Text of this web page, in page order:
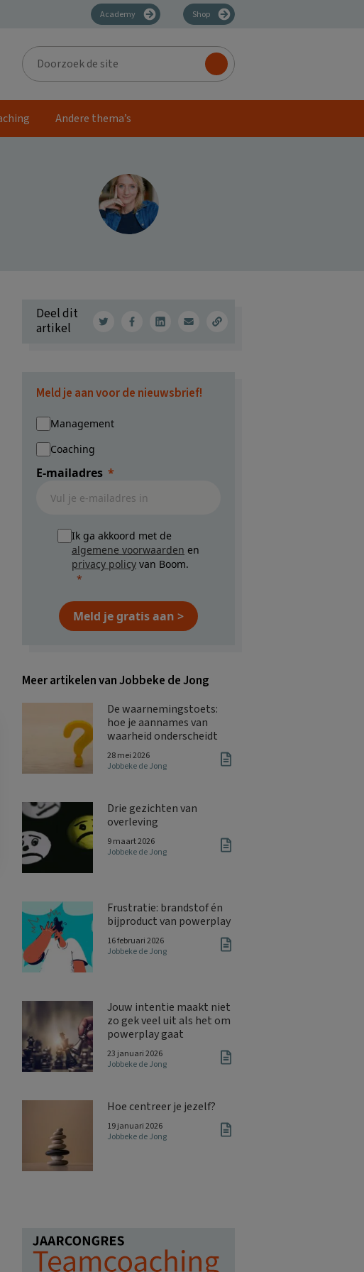
Academy Shop
Doorzoek
de
site
Andere thema’s
Deel dit
artikel
Meld je aan voor de nieuwsbrief!
Management
Coaching
E-mailadres
Ik ga akkoord met de
algemene voorwaarden en
privacy policy van Boom.
Meld je gratis aan >
Meer artikelen van Jobbeke de Jong
De waarnemingstoets:
hoe je aannames van
waarheid onderscheidt
28 mei 2026
Jobbeke de Jong
Drie gezichten van
overleving
9 maart 2026
Jobbeke de Jong
Frustratie: brandstof én
bijproduct van powerplay
16 februari 2026
Jobbeke de Jong
Jouw intentie maakt niet
zo gek veel uit als het om
powerplay gaat
23 januari 2026
Jobbeke de Jong
Hoe centreer je jezelf?
19 januari 2026
Jobbeke de Jong